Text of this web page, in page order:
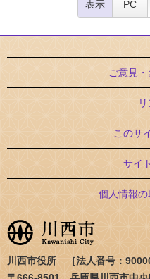
表示 PC
ご意見
このサ
サイ
個人情報
川西市役所 ［法人番号：